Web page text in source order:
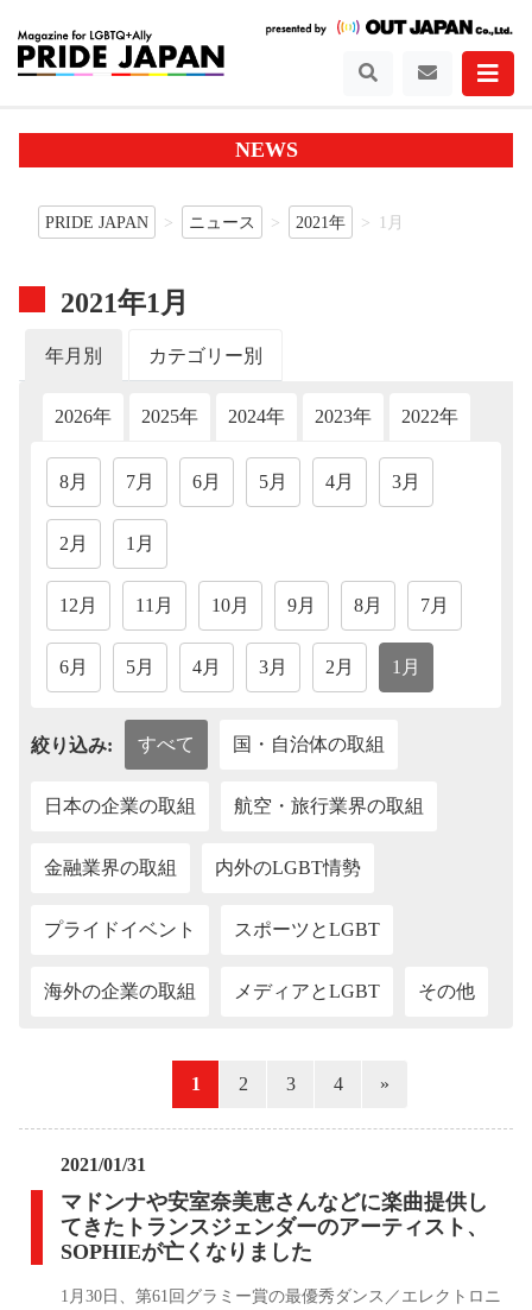
NEWS
PRIDE JAPAN ニュース 2021年 1月
2021年1月
年月別 カテゴリー別
2026年 2025年 2024年 2023年 2022年
8月 7月 6月 5月 4月 3月
2月 1月
12月 11月 10月 9月 8月 7月
6月 5月 4月 3月 2月 1月
絞り込み: すべて 国・自治体の取組
日本の企業の取組 航空・旅行業界の取組
金融業界の取組 内外のLGBT情勢
プライドイベント スポーツとLGBT
海外の企業の取組 メディアとLGBT その他
1 2 3 4 »
2021/01/31
マドンナや安室奈美恵さんなどに楽曲提供し
てきたトランスジェンダーのアーティスト、
SOPHIEが亡くなりました
1月30日、第61回グラミー賞の最優秀ダンス／エレクトロニ